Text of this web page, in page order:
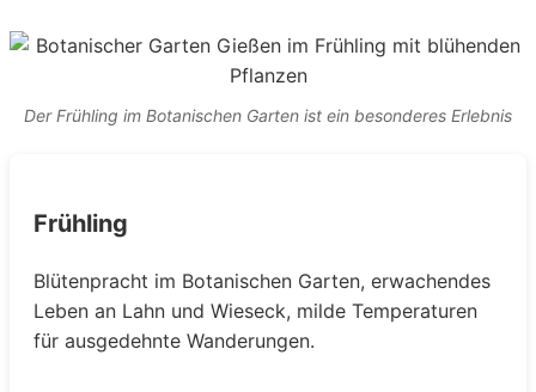
Der Frühling im Botanischen Garten ist ein besonderes Erlebnis
Frühling
Blütenpracht im Botanischen Garten, erwachendes
Leben an Lahn und Wieseck, milde Temperaturen
für ausgedehnte Wanderungen.